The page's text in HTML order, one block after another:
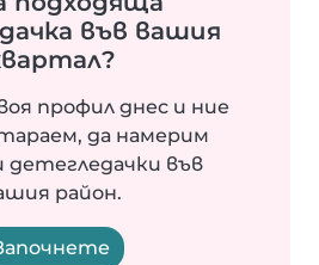
във вашия
профил днес и ние
да намерим
детегледачки във
район.